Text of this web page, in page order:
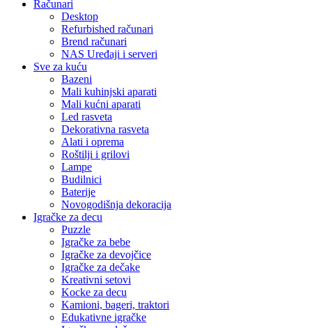
Računari
Desktop
Refurbished računari
Brend računari
NAS Uređaji i serveri
Sve za kuću
Bazeni
Mali kuhinjski aparati
Mali kućni aparati
Led rasveta
Dekorativna rasveta
Alati i oprema
Roštilji i grilovi
Lampe
Budilnici
Baterije
Novogodišnja dekoracija
Igračke za decu
Puzzle
Igračke za bebe
Igračke za devojčice
Igračke za dečake
Kreativni setovi
Kocke za decu
Kamioni, bageri, traktori
Edukativne igračke